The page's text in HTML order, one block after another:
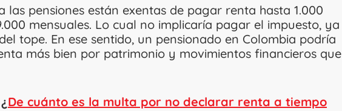
las pensiones están exentas de pagar renta hasta 1.000
mensuales. Lo cual no implicaría pagar el impuesto, ya
tope. En ese sentido, un pensionado en Colombia podría
más bien por patrimonio y movimientos financieros que
De cuánto es la multa por no declarar renta a tiempo